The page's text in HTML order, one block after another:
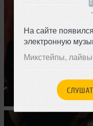
На сайте
электронную
Микстейпы,